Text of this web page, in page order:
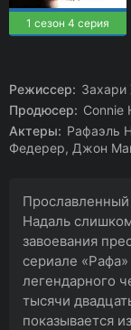
1 сезон 4 серия
Режиссер: Захари
Продюсер: Connie
Актеры: Рафаэль
Федерер, Джон
Прославленный
Надаль
завоевания
сериале
легендарного
тысячи
показывается